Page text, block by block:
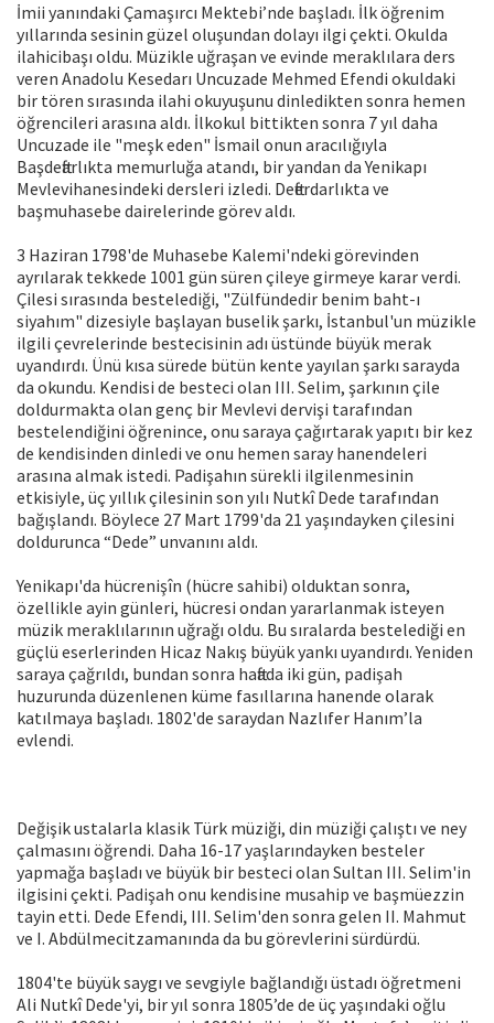
İmii yanındaki Çamaşırcı Mektebi’nde başladı. İlk öğrenim
yıllarında sesinin güzel oluşundan dolayı ilgi çekti. Okulda
ilahicibaşı oldu. Müzikle uğraşan ve evinde meraklılara ders
veren Anadolu Kesedarı Uncuzade Mehmed Efendi okuldaki
bir tören sırasında ilahi okuyuşunu dinledikten sonra hemen
öğrencileri arasına aldı. İlkokul bittikten sonra 7 yıl daha
Uncuzade ile "meşk eden" İsmail onun aracılığıyla
Başdeftarlıkta memurluğa atandı, bir yandan da Yenikapı
Mevlevihanesindeki dersleri izledi. Defterdarlıkta ve
başmuhasebe dairelerinde görev aldı.
3 Haziran 1798'de Muhasebe Kalemi'ndeki görevinden
ayrılarak tekkede 1001 gün süren çileye girmeye karar verdi.
Çilesi sırasında bestelediği, "Zülfündedir benim baht-ı
siyahım" dizesiyle başlayan buselik şarkı, İstanbul'un müzikle
ilgili çevrelerinde bestecisinin adı üstünde büyük merak
uyandırdı. Ünü kısa sürede bütün kente yayılan şarkı sarayda
da okundu. Kendisi de besteci olan III. Selim, şarkının çile
doldurmakta olan genç bir Mevlevi dervişi tarafından
bestelendiğini öğrenince, onu saraya çağırtarak yapıtı bir kez
de kendisinden dinledi ve onu hemen saray hanendeleri
arasına almak istedi. Padişahın sürekli ilgilenmesinin
etkisiyle, üç yıllık çilesinin son yılı Nutkî Dede tarafından
bağışlandı. Böylece 27 Mart 1799'da 21 yaşındayken çilesini
doldurunca “Dede” unvanını aldı.
Yenikapı'da hücrenişîn (hücre sahibi) olduktan sonra,
özellikle ayin günleri, hücresi ondan yararlanmak isteyen
müzik meraklılarının uğrağı oldu. Bu sıralarda bestelediği en
güçlü eserlerinden Hicaz Nakış büyük yankı uyandırdı. Yeniden
saraya çağrıldı, bundan sonra haftada iki gün, padişah
huzurunda düzenlenen küme fasıllarına hanende olarak
katılmaya başladı. 1802'de saraydan Nazlıfer Hanım’la
evlendi.
Değişik ustalarla klasik Türk müziği, din müziği çalıştı ve ney
çalmasını öğrendi. Daha 16-17 yaşlarındayken besteler
yapmağa başladı ve büyük bir besteci olan Sultan III. Selim'in
ilgisini çekti. Padişah onu kendisine musahip ve başmüezzin
tayin etti. Dede Efendi, III. Selim'den sonra gelen II. Mahmut
ve I. Abdülmecitzamanında da bu görevlerini sürdürdü.
1804'te büyük saygı ve sevgiyle bağlandığı üstadı öğretmeni
Ali Nutkî Dede'yi, bir yıl sonra 1805’de de üç yaşındaki oğlu